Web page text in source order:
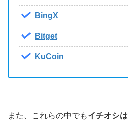
BingX
Bitget
KuCoin
また、これらの中でもイチオシは